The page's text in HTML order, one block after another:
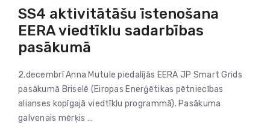
SS4 aktivitātāšu īstenošana
EERA viedtīklu sadarbības
pasākumā
2.decembrī Anna Mutule piedalījās EERA JP Smart Grids
pasākumā Briselē (Eiropas Enerģētikas pētniecības
alianses kopīgajā viedtīklu programmā). Pasākuma
galvenais mērķis …